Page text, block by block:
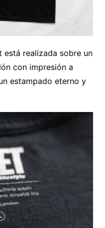
está realizada sobre un
con impresión a
estampado eterno y